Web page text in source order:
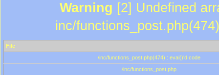
Warning [2] Undefined
inc/
File
/inc/functions_post.php(474) : eval()'d code
/inc/functions_post.php